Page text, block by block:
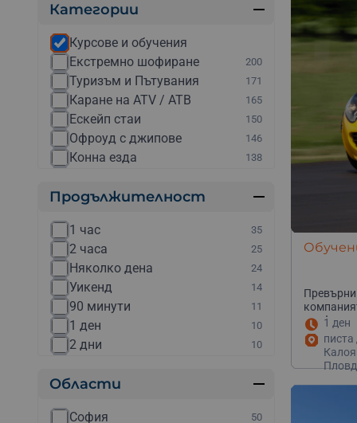
Категории
Курсове и обучения
Екстремно шофиране
200
Туризъм и Пътувания 171
Каране на ATV / АТВ 165
Ескейп стаи 150
Офроуд с джипове 146
Конна езда 138
Парти на яхта 133
Ветроходни яхти под наем 131
Рафтинг 130
Други 129
Каране на мотор 128
Каякинг 127
Електрически мотори 126
Каране на бъги 126
Уроци по конна езда 126
Продължителност
1 час 35
2 часа 25
Няколко дена 24
Уикенд 14
90 минути 11
1 ден 10
2 дни 10
½ ден 9
Области
София 50
Превърни
1 ден